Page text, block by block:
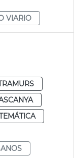
VIARIO